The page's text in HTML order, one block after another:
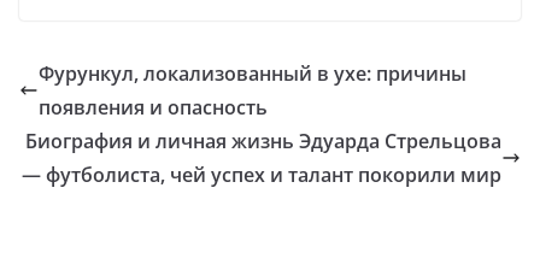
Фурункул, локализованный в ухе: причины
появления и опасность
Биография и личная жизнь Эдуарда Стрельцова
— футболиста, чей успех и талант покорили мир